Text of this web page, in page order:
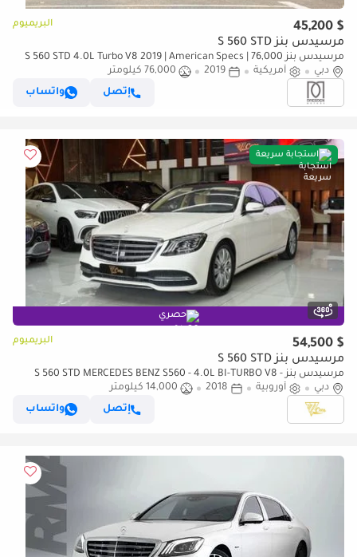
$ 45,200 البريميوم
مرسيدس بنز S 560 STD
مرسيدس بنز S 560 STD 4.0L Turbo V8 2019 | American Specs | 76,000
kmsدبي أمريكية 2019
76,000 كيلومتر
إتصل
واتساب
استجابة سريعة
حصري
$ 54,500 البريميوم
مرسيدس بنز S 560 STD
مرسيدس بنز S 560 STD MERCEDES BENZ S560 - 4.0L BI-TURBO V8 -
2018دبي أوروبية 2018
14,000 كيلومتر
إتصل
واتساب